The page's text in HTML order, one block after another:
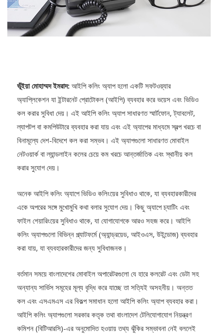
ভূঁইয়া মোহাম্মদ ইমরাদ: আইপি কলিং অ্যাপ হলো একটি সফটওয়্যার
অ্যাপ্লিকেশন যা ইন্টারনেট প্রোটোকল (আইপি) ব্যবহার করে ভয়েস এবং ভিডিও
কল করার সুবিধা দেয়। এই আইপি কলিং অ্যাপ সাধারণত স্মার্টফোন, ট্যাবলেট,
ল্যাপটপ বা কমপিউটারে ব্যবহার করা যায় এবং এই অ্যাপের মাধ্যমে স্বল্প খরচে বা
বিনামূল্যে দেশ-বিদেশে কল করা সম্ভব। এই অ্যাপগুলো সাধারণত মোবাইল
নেটওয়ার্ক বা ল্যান্ডলাইন কলের চেয়ে কম খরচে আন্তর্জাতিক এবং স্থানীয় কল
করার সুযোগ দেয়।
অনেক আইপি কলিং অ্যাপে ভিডিও কলিংয়ের সুবিধাও থাকে, যা ব্যবহারকারীদের
একে অপরের সঙ্গে মুখোমুখি কথা বলার সুযোগ দেয়। কিছু অ্যাপে চ্যাটিং এবং
ফাইল শেয়ারিংয়ের সুবিধাও থাকে, যা যোগাযোগকে আরও সহজ করে। আইপি
কলিং অ্যাপগুলো বিভিন্ন প্ল্যাটফর্মে (অ্যান্ড্রয়েড, আইওএস, উইন্ডোজ) ব্যবহার
করা যায়, যা ব্যবহারকারীদের জন্য সুবিধাজনক।
বর্তমান সময়ে বাংলাদেশের মোবাইল অপারেটরগুলো যে হারে কলরেট এবং ডেটা সহ
অন্যান্য সার্ভিস সমূহের মূল্য বৃদ্ধি করে যাচ্ছে তা সত্যিই অসহনীয়। অন্তত
কল এবং এসএমএস এর বিকল্প সমাধান হলো আইপি কলিং অ্যাপ ব্যবহার করা।
আইপি কলিং অ্যাপগুলো সরকার কতৃক তথা বাংলাদেশ টেলিযোগাযোগ নিয়ন্ত্রণ
কমিশন (বিটিআরসি)-এর অনুমোদিত হওয়ায় তথ্য ঝুঁকির সম্ভাবনা নেই বললেই